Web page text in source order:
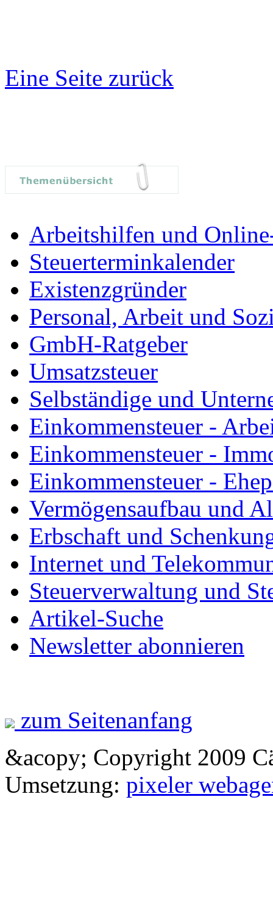
Eine Seite zurück
Arbeitshilfen und
Steuerterminkalender
Existenzgründer
Personal, Arbeit und
GmbH-Ratgeber
Umsatzsteuer
Selbständige und
Einkommensteuer -
Einkommensteuer -
Einkommensteuer -
Vermögensaufbau und
Erbschaft und
Internet und
Steuerverwaltung und
Artikel-Suche
Newsletter abonnieren
zum Seitenanfang
&acopy; Copyright 2009
Umsetzung: pixeler